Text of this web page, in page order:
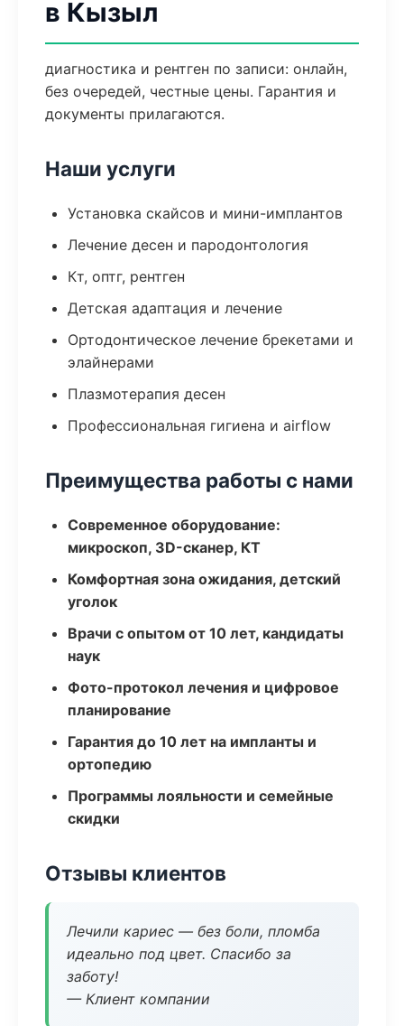
в Кызыл
диагностика и рентген по записи: онлайн,
без очередей, честные цены. Гарантия и
документы прилагаются.
Наши услуги
Установка скайсов и мини-имплантов
Лечение десен и пародонтология
Кт, оптг, рентген
Детская адаптация и лечение
Ортодонтическое лечение брекетами и
элайнерами
Плазмотерапия десен
Профессиональная гигиена и airflow
Преимущества работы с нами
Современное оборудование:
микроскоп, 3D-сканер, КТ
Комфортная зона ожидания, детский
уголок
Врачи с опытом от 10 лет, кандидаты
наук
Фото-протокол лечения и цифровое
планирование
Гарантия до 10 лет на импланты и
ортопедию
Программы лояльности и семейные
скидки
Отзывы клиентов
Лечили кариес — без боли, пломба
идеально под цвет. Спасибо за
заботу!
— Клиент компании